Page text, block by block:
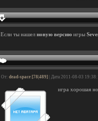
Если ты нашел новую версиюигры
От: dead-space [78|489] | Дата 2011-08-03
игра хорошая